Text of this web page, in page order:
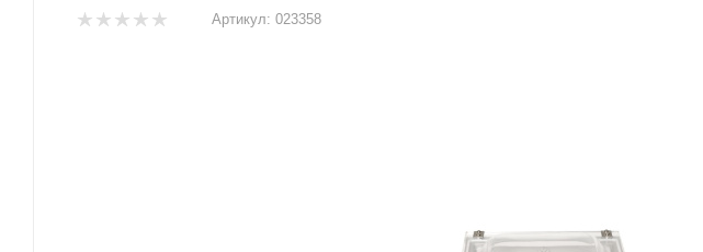
Артикул: 023358